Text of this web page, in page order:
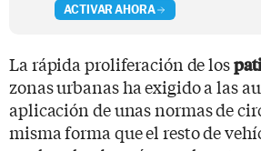
ACTIVAR AHORA
La rápida proliferación de los
zonas urbanas ha exigido a las
aplicación de unas normas de
misma forma que el resto de